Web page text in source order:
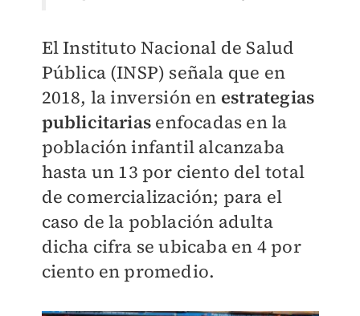
El Instituto Nacional de Salud
Pública (INSP) señala que en
2018, la inversión en estrategias
publicitarias enfocadas en la
población infantil alcanzaba
hasta un 13 por ciento del total
de comercialización; para el
caso de la población adulta
dicha cifra se ubicaba en 4 por
ciento en promedio.